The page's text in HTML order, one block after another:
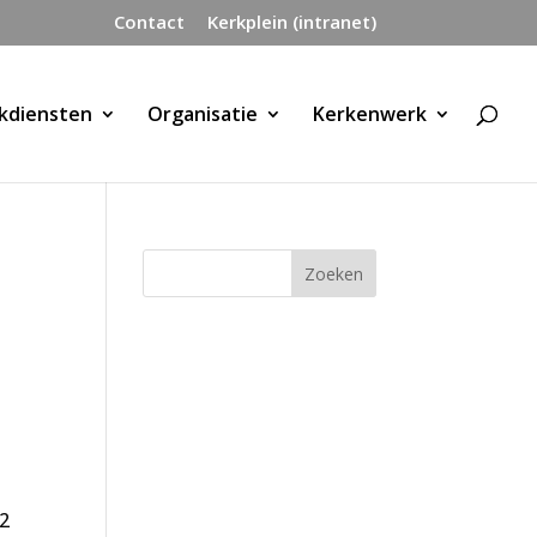
Contact Kerkplein (intranet)
Organisatie Kerkenwerk